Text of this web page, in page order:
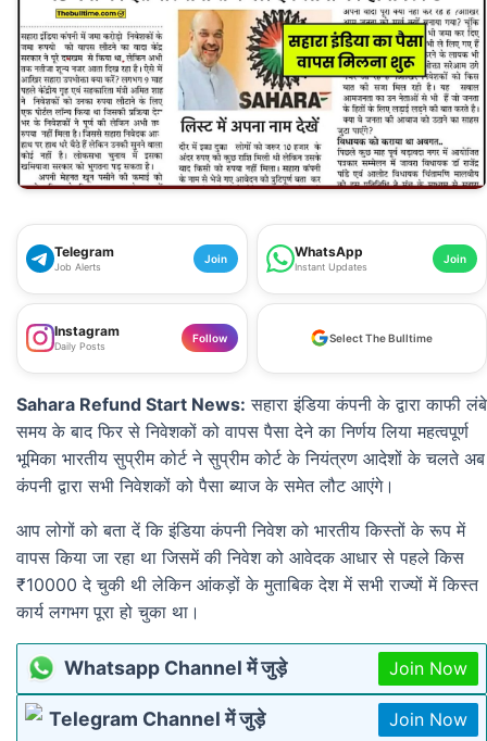
Telegram
Job Alerts
Join WhatsApp
Instant Updates
Join
Instagram
Daily Posts
Follow Select The Bulltime
Sahara Refund Start News: सहारा इंडिया कंपनी के द्वारा काफी लंबे
समय के बाद फिर से निवेशकों को वापस पैसा देने का निर्णय लिया महत्वपूर्ण
भूमिका भारतीय सुप्रीम कोर्ट ने सुप्रीम कोर्ट के नियंत्रण आदेशों के चलते अब
कंपनी द्वारा सभी निवेशकों को पैसा ब्याज के समेत लौट आएंगे।
आप लोगों को बता दें कि इंडिया कंपनी निवेश को भारतीय किस्तों के रूप में
वापस किया जा रहा था जिसमें की निवेश को आवेदक आधार से पहले किस
₹10000 दे चुकी थी लेकिन आंकड़ों के मुताबिक देश में सभी राज्यों में किस्त
कार्य लगभग पूरा हो चुका था।
Whatsapp Channel में जुड़े Join Now
Telegram Channel में जुड़े Join Now